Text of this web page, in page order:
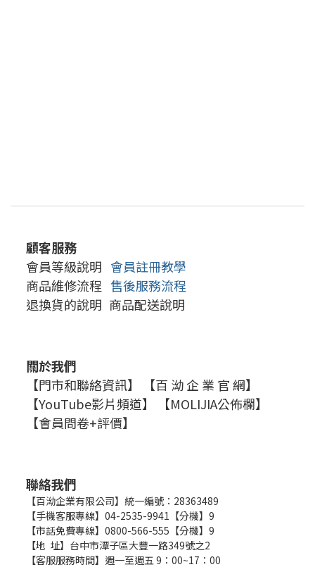
顧客服務
會員等級說明 會員註冊教學
商品維修流程 售後服務流程
退換貨的說明 商品配送說明
關於我們
【門市和聯絡資訊】
【百 泑 企 業 官 網】
【YouTube影片頻道】
【MOLIJIA公佈欄】
【會員問卷+評價】
聯絡我們
【百泑企業有限公司】統一編號：28363489
【手機客服專線】04-2535-9941【分機】9
【市話免費專線】0800-566-555【分機】9
【地 址】台中市潭子區大豐一路349號之2
【客服服務時間】週一至週五 9：00~17：00